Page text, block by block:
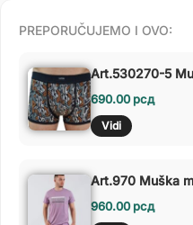
PREPORUČUJEMO I OVO:
Art.530270-5
690.00рсд
Vidi
Art.970 Muška
960.00рсд